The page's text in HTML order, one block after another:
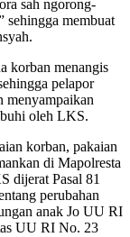
sah ngorong-
sehingga membuat
korban menangis
pelapor
menyampaikan
oleh LKS.
korban, pakaian
di Mapolresta
dijerat Pasal 81
perubahan
anak Jo UU RI
UU RI No. 23